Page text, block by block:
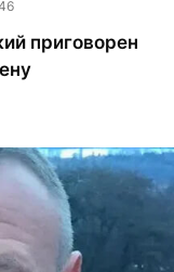
приговорен